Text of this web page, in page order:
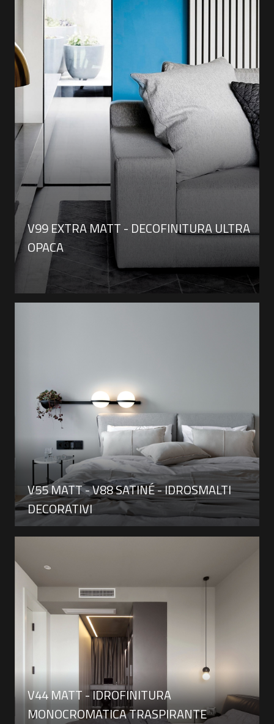
V99 EXTRA MATT - DECOFINITURA ULTRA
OPACA
V55 MATT - V88 SATINÉ - IDROSMALTI
DECORATIVI
V44 MATT - IDROFINITURA
MONOCROMATICA TRASPIRANTE